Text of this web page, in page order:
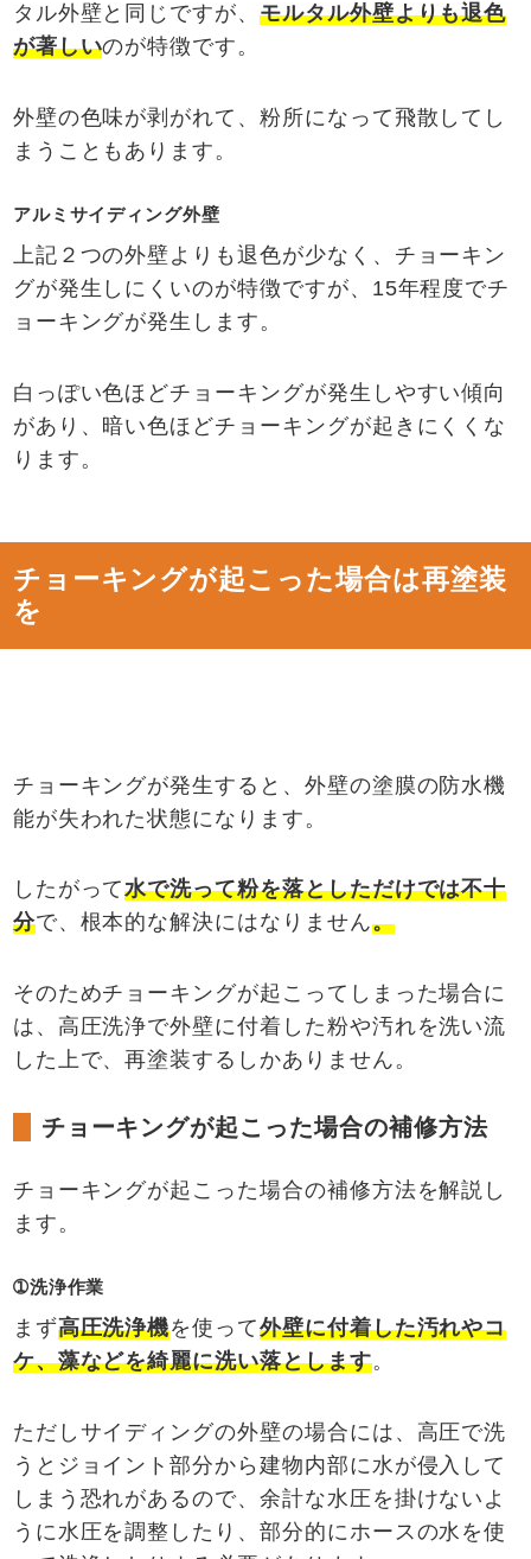
タル外壁と同じですが、モルタル外壁よりも退色
が著しいのが特徴です。
外壁の色味が剥がれて、粉所になって飛散してし
まうこともあります。
アルミサイディング外壁
上記２つの外壁よりも退色が少なく、チョーキン
グが発生しにくいのが特徴ですが、15年程度でチ
ョーキングが発生します。
白っぽい色ほどチョーキングが発生しやすい傾向
があり、暗い色ほどチョーキングが起きにくくな
ります。
チョーキングが起こった場合は再塗装
を
チョーキングが発生すると、外壁の塗膜の防水機
能が失われた状態になります。
したがって水で洗って粉を落としただけでは不十
分で、根本的な解決にはなりません。
そのためチョーキングが起こってしまった場合に
は、高圧洗浄で外壁に付着した粉や汚れを洗い流
した上で、再塗装するしかありません。
チョーキングが起こった場合の補修方法
チョーキングが起こった場合の補修方法を解説し
ます。
➀洗浄作業
まず高圧洗浄機を使って外壁に付着した汚れやコ
ケ、藻などを綺麗に洗い落とします。
ただしサイディングの外壁の場合には、高圧で洗
うとジョイント部分から建物内部に水が侵入して
しまう恐れがあるので、余計な水圧を掛けないよ
うに水圧を調整したり、部分的にホースの水を使